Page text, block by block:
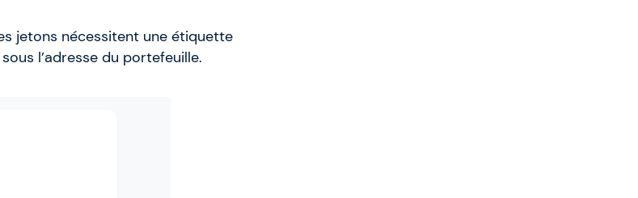
jetons nécessitent une étiquette
l’adresse du portefeuille.